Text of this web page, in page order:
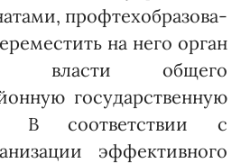
проф­техобразова­
на него орган
власти общего
государственную
В соответствии с
эффективного